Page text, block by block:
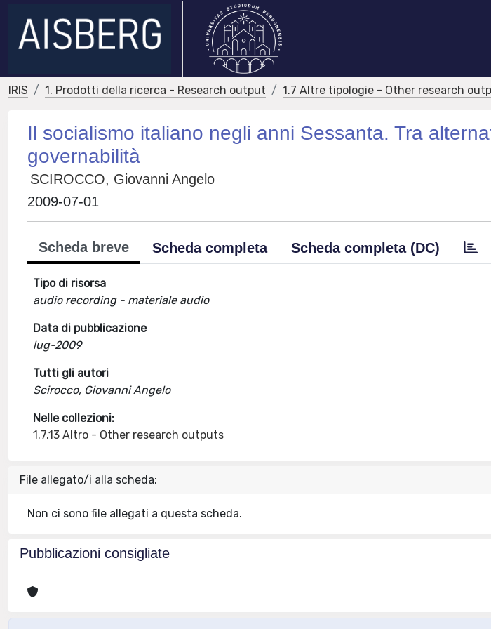
IRIS 1. Prodotti della ricerca - Research output 1.7 Altre tipologie - Other research
Il socialismo italiano negli anni Sessanta. Tra
governabilità
SCIROCCO, Giovanni Angelo
2009-07-01
Scheda breve Scheda completa Scheda completa (DC)
Tipo di risorsa
audio recording - materiale audio
Data di pubblicazione
lug-2009
Tutti gli autori
Scirocco, Giovanni Angelo
Nelle collezioni:
1.7.13 Altro - Other research outputs
File allegato/i alla scheda:
Non ci sono file allegati a questa scheda.
Pubblicazioni consigliate